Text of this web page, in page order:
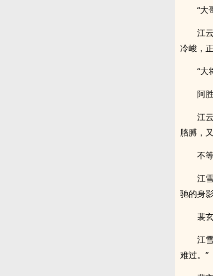
“大
江
冷峻，
“大
阿
江
胳膊，
不
江
驰的身
裴
江
难过。”